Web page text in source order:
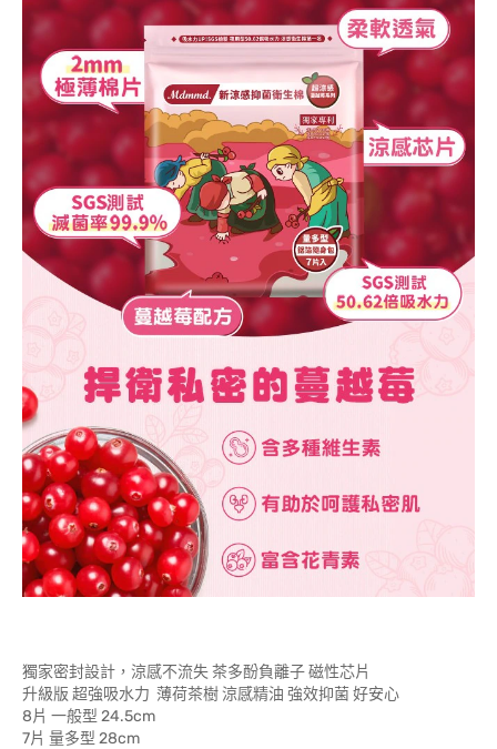
獨家密封設計，涼感不流失 茶多酚負離子 磁性芯片
升級版 超強吸水力 薄荷茶樹 涼感精油 強效抑菌 好安心
8片 一般型 24.5cm
7片 量多型 28cm